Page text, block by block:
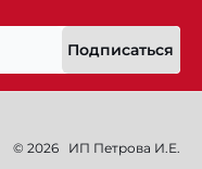
Подписаться
© 2026 ИП Петрова И.Е.